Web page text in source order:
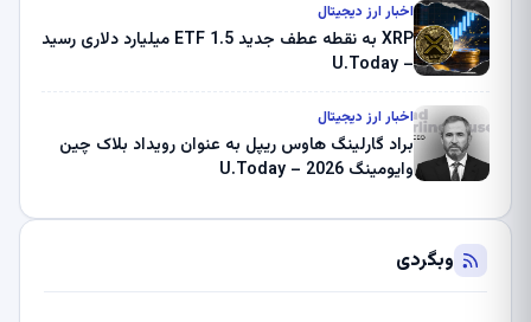
اخبار ارز دیجیتال
XRP به نقطه عطف جدید ETF 1.5 میلیارد دلاری رسید
– U.Today
اخبار ارز دیجیتال
براد گارلینگ هاوس ریپل به عنوان رویداد بلاک چین
وایومینگ 2026 – U.Today
وبگردی